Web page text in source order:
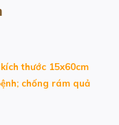
thước 15x60cm
chống rám quả